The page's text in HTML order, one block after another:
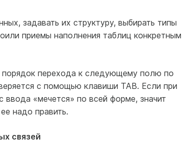
задавать их структуру, выбирать типы
приемы наполнения таблиц конкретным
перехода к следующему полю по
с помощью клавиши TAB. Если при
«мечется» по всей форме, значит
надо править.
связей